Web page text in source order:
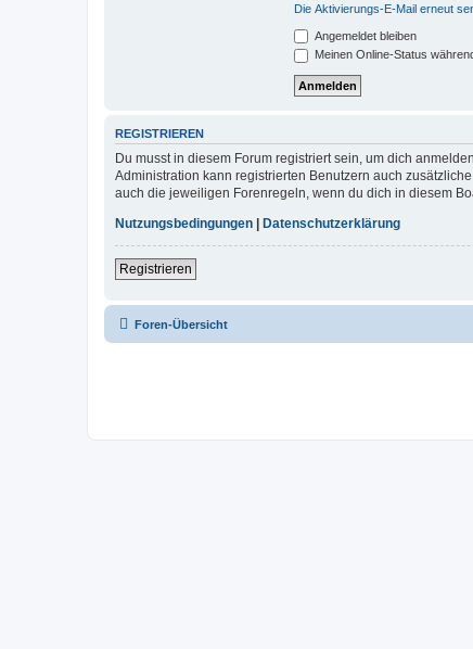
Die Aktivierungs-E-Mail erneut
Angemeldet bleiben
Meinen Online-Status
REGISTRIEREN
Du musst in diesem Forum registriert sein, um dich
Administration kann registrierten Benutzern auch
auch die jeweiligen Forenregeln, wenn du dich in diesem
Nutzungsbedingungen
Datenschutzerklärung
Registrieren
Foren-Übersicht